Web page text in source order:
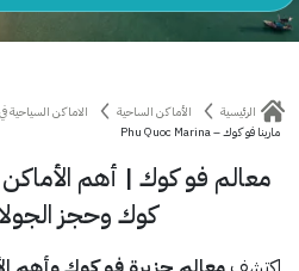
الرئيسية الأماكن الساحية الاماكن السياحية
مارينا فو كوك – Phu Quoc Marina
معالم فو كوك | أهم
كوك وحجز